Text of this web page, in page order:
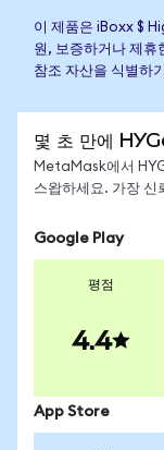
이 제품은 iBoxx $
원, 보증하거나 제휴
참조 자산을 식별하
몇 초 만에
MetaMask에서
스왑하세요. 가장 신
Google Play
평점
4.4
App Store